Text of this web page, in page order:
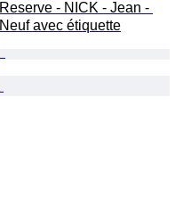
Reserve - NICK - Jean -
Neuf avec étiquette